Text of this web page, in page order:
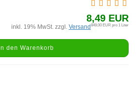
8,49 EUR
849,00 EUR pro 1 Liter
inkl. 19% MwSt. zzgl. Versand
In den Warenkorb